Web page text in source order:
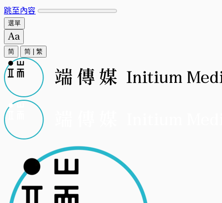
跳至內容
選單
简 简 繁